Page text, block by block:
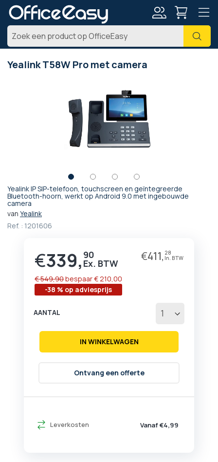
Zoek
Yealink T58W Pro met camera
Yealink IP SIP-telefoon, touchscreen en geïntegreerde
Bluetooth-hoorn, werkt op Android 9.0 met ingebouwde
camera
van Yealink
Ref. : 1201606
Prijs
€339, 90 €411, 28
-38 % op adviesprijs
€ 549,90bespaar€ 210,00
Leverkosten Vanaf €4,99
AANTAL
IN WINKELWAGEN
Ontvang een offerte
Ga
naar
het
begin
afbeeldingen-